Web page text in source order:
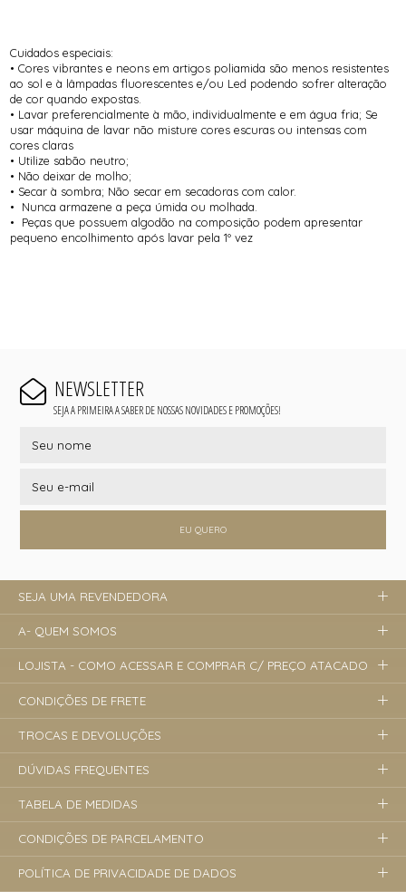
Cuidados especiais:
• Cores vibrantes e neons em artigos poliamida são menos resistentes
ao sol e à lâmpadas fluorescentes e/ou Led podendo sofrer alteração
de cor quando expostas.
• Lavar preferencialmente à mão, individualmente e em água fria; Se
usar máquina de lavar não misture cores escuras ou intensas com
cores claras
• Utilize sabão neutro;
• Não deixar de molho;
• Secar à sombra; Não secar em secadoras com calor.
• Nunca armazene a peça úmida ou molhada.
• Peças que possuem algodão na composição podem apresentar
pequeno encolhimento após lavar pela 1º vez
NEWSLETTER
SEJA A PRIMEIRA A SABER DE NOSSAS NOVIDADES E PROMOÇÕES!
EU QUERO
SEJA UMA REVENDEDORA
A- QUEM SOMOS
LOJISTA - COMO ACESSAR E COMPRAR C/ PREÇO ATACADO
CONDIÇÕES DE FRETE
TROCAS E DEVOLUÇÕES
DÚVIDAS FREQUENTES
TABELA DE MEDIDAS
CONDIÇÕES DE PARCELAMENTO
POLÍTICA DE PRIVACIDADE DE DADOS